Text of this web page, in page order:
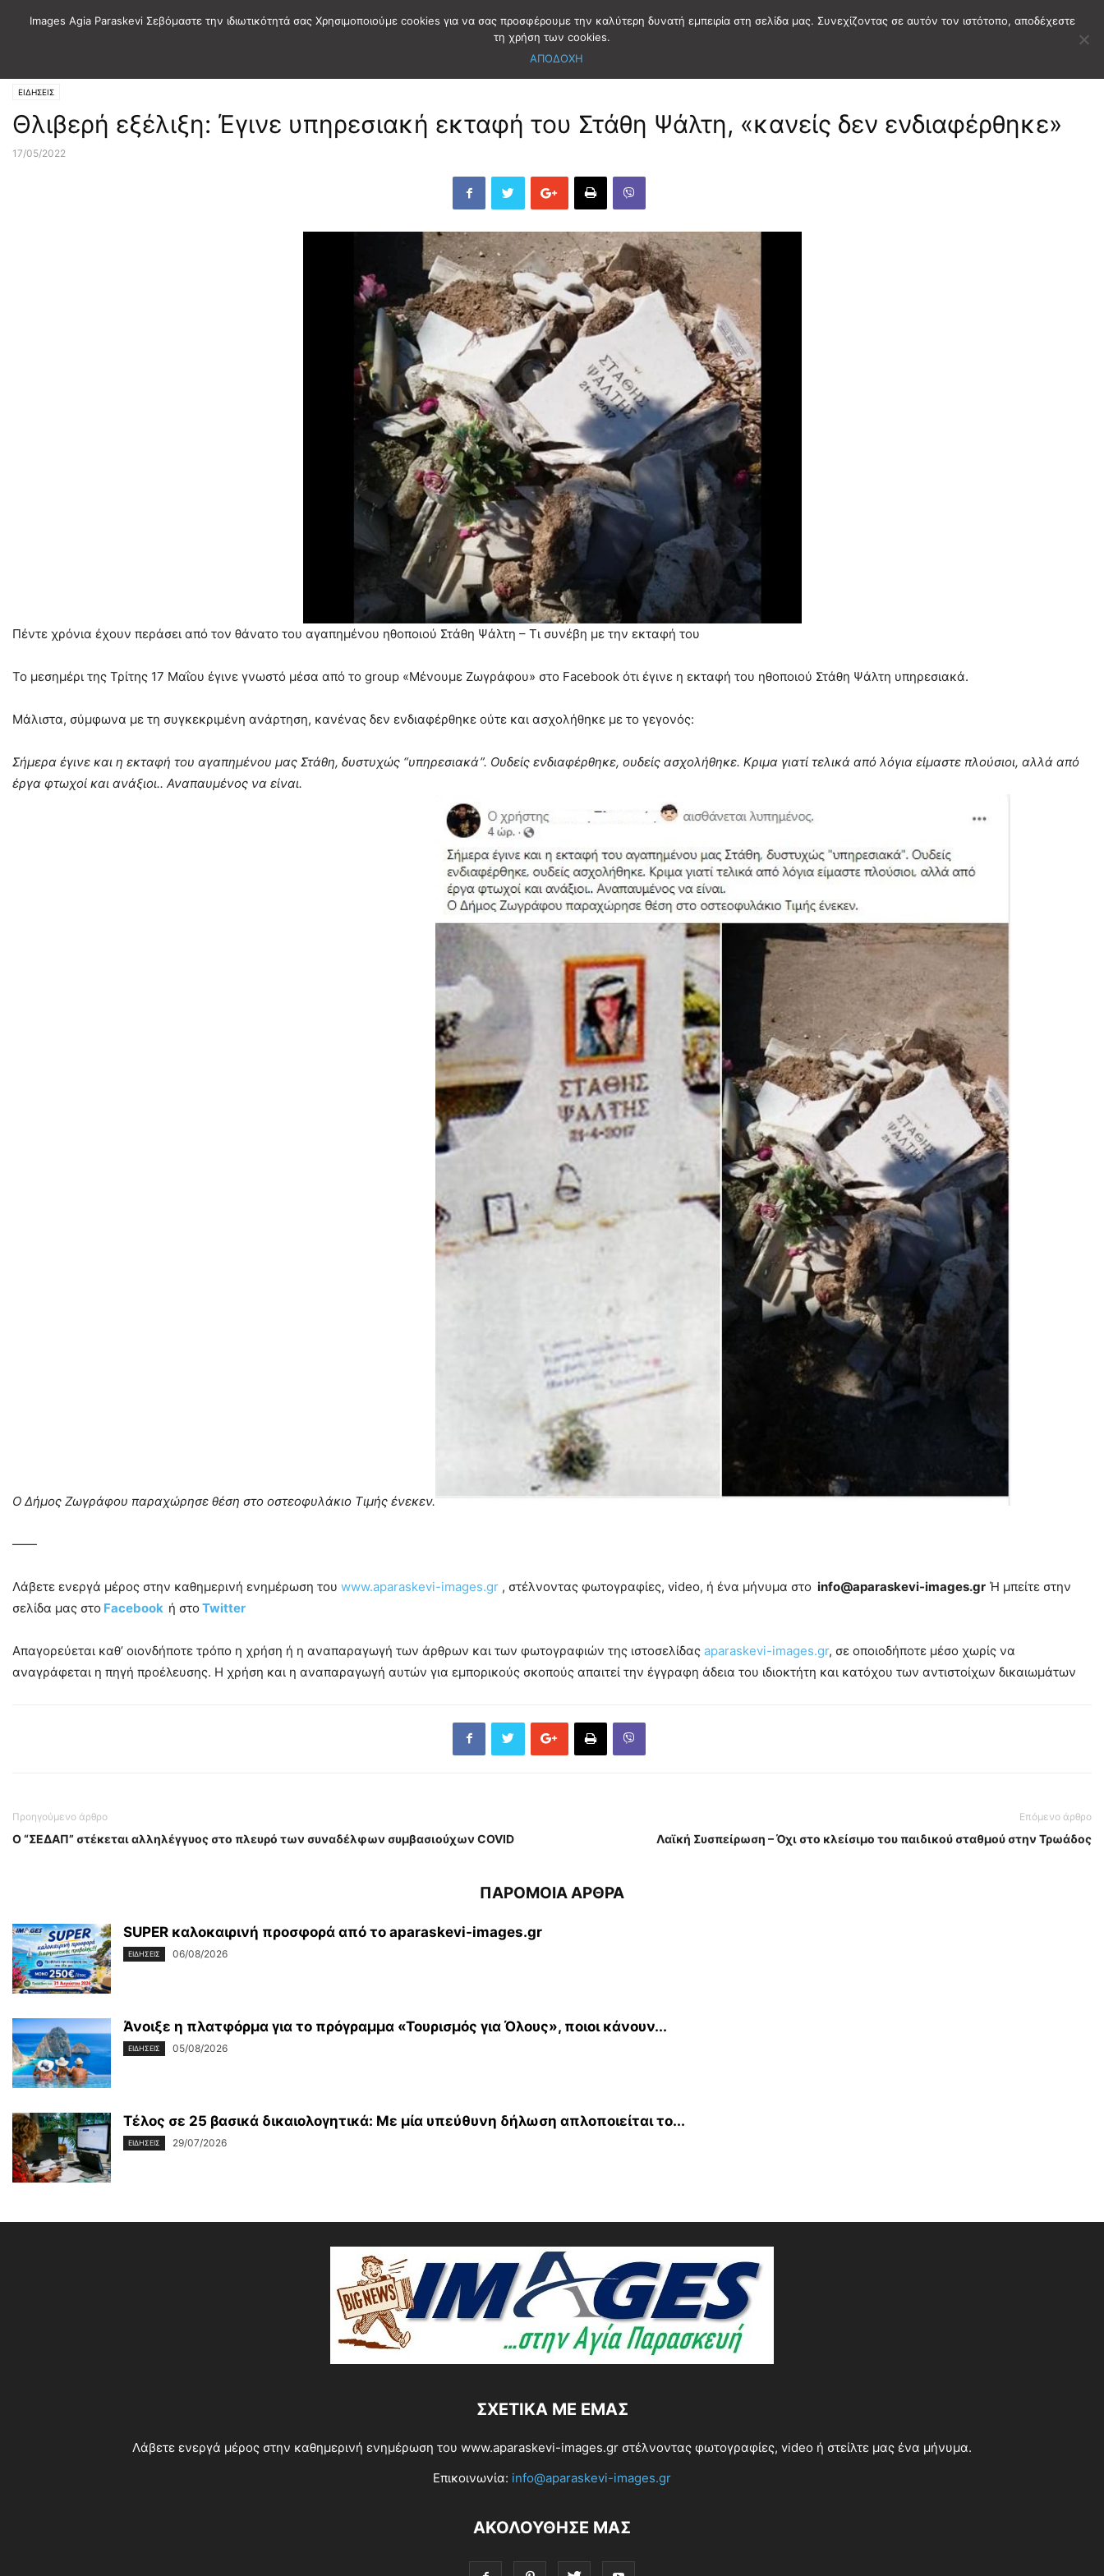
ΕΙΔΗΣΕΙΣ
Θλιβερή εξέλιξη: Έγινε υπηρεσιακή εκταφή του Στάθη Ψάλτη, «κανείς δεν ενδιαφέρθηκε»
17/05/2022
Πέντε χρόνια έχουν περάσει από τον θάνατο του αγαπημένου ηθοποιού Στάθη Ψάλτη – Τι συνέβη με την εκταφή του
Το μεσημέρι της Τρίτης 17 Μαΐου έγινε γνωστό μέσα από το group «Μένουμε Ζωγράφου» στο Facebook ότι έγινε η εκταφή του ηθοποιού Στάθη Ψάλτη υπηρεσιακά.
Μάλιστα, σύμφωνα με τη συγκεκριμένη ανάρτηση, κανένας δεν ενδιαφέρθηκε ούτε και ασχολήθηκε με το γεγονός:
Σήμερα έγινε και η εκταφή του αγαπημένου μας Στάθη, δυστυχώς “υπηρεσιακά”. Ουδείς ενδιαφέρθηκε, ουδείς ασχολήθηκε. Κριμα γιατί τελικά από λόγια είμαστε πλούσιοι, αλλά από
έργα φτωχοί και ανάξιοι.. Αναπαυμένος να είναι.
Ο Δήμος Ζωγράφου παραχώρησε θέση στο οστεοφυλάκιο Τιμής ένεκεν.
——
Λάβετε ενεργά μέρος στην καθημερινή ενημέρωση του www.aparaskevi-images.gr , στέλνοντας φωτογραφίες, video, ή ένα μήνυμα στο info@aparaskevi-images.gr Ή μπείτε στην
σελίδα μας στο Facebook ή στο Twitter
Απαγορεύεται καθ’ οιονδήποτε τρόπο η χρήση ή η αναπαραγωγή των άρθρων και των φωτογραφιών της ιστοσελίδας aparaskevi-images.gr, σε οποιοδήποτε μέσο χωρίς να
αναγράφεται η πηγή προέλευσης. Η χρήση και η αναπαραγωγή αυτών για εμπορικούς σκοπούς απαιτεί την έγγραφη άδεια του ιδιοκτήτη και κατόχου των αντιστοίχων δικαιωμάτων
Προηγούμενο άρθρο
Ο “ΣΕΔΑΠ” στέκεται αλληλέγγυος στο πλευρό των συναδέλφων συμβασιούχων COVID
Επόμενο άρθρο
Λαϊκή Συσπείρωση – Όχι στο κλείσιμο του παιδικού σταθμού στην Τρωάδος
ΠΑΡΟΜΟΙΑ ΑΡΘΡΑ
SUPER καλοκαιρινή προσφορά από το aparaskevi-images.gr
ΕΙΔΗΣΕΙΣ 06/08/2026
Άνοιξε η πλατφόρμα για το πρόγραμμα «Τουρισμός για Όλους», ποιοι κάνουν...
ΕΙΔΗΣΕΙΣ 05/08/2026
Τέλος σε 25 βασικά δικαιολογητικά: Με μία υπεύθυνη δήλωση απλοποιείται το...
ΕΙΔΗΣΕΙΣ 29/07/2026
ΣΧΕΤΙΚΆ ΜΕ ΕΜΆΣ
Λάβετε ενεργά μέρος στην καθημερινή ενημέρωση του www.aparaskevi-images.gr στέλνοντας φωτογραφίες, video ή στείλτε μας ένα μήνυμα.
Επικοινωνία: info@aparaskevi-images.gr
ΑΚΟΛΟΥΘΗΣΕ ΜΑΣ
Images Agia Paraskevi Σεβόμαστε την ιδιωτικότητά σας Χρησιμοποιούμε cookies για να σας προσφέρουμε την καλύτερη δυνατή εμπειρία στη σελίδα μας. Συνεχίζοντας σε αυτόν τον ιστότοπο, αποδέχεστε
τη χρήση των cookies.
ΑΠΟΔΟΧΗ